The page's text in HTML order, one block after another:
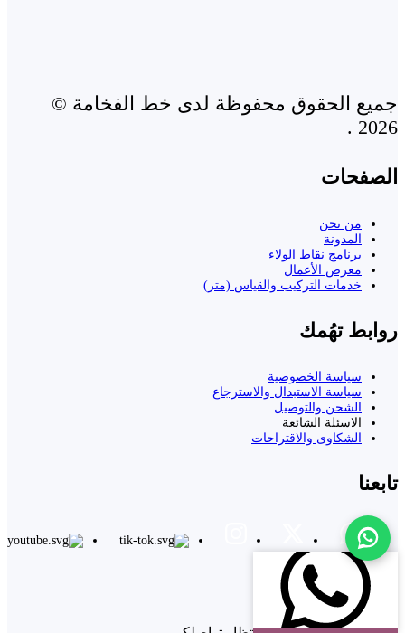
جميع الحقوق محفوظة لدى خط الفخامة ©
2026 .
الصفحات
من نحن
المدونة
برنامج نقاط الولاء
معرض الأعمال
خدمات التركيب والقياس (متر)
روابط تهُمك
سياسة الخصوصية
سياسة الاستبدال والاسترجاع
الشحن والتوصيل
الاسئلة الشائعة
الشكاوى والاقتراحات
تابعنا
خدمة العملاء